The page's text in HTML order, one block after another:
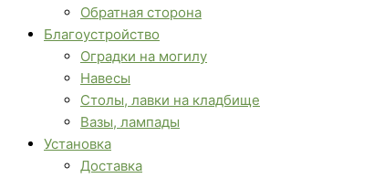
Обратная сторона
Благоустройство
Оградки на могилу
Навесы
Столы, лавки на кладбище
Вазы, лампады
Установка
Доставка